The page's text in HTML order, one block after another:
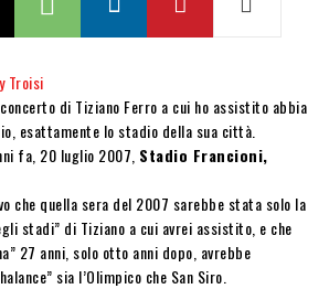
Troisi
di Tiziano Ferro a cui ho assistito abbia
esattamente lo stadio della sua città.
fa, 20 luglio 2007, Stadio Francioni,
che quella sera del 2007 sarebbe stata solo la
stadi” di Tiziano a cui avrei assistito, e che
27 anni, solo otto anni dopo, avrebbe
sia l’Olimpico che San Siro.